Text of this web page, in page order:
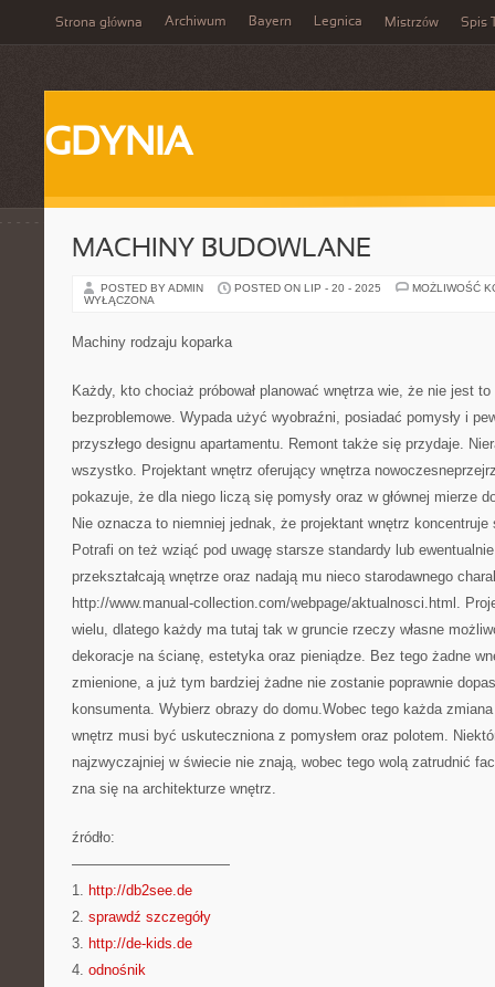
Strona główna Archiwum Bayern Legnica Mistrzów Spis
GDYNIA
MACHINY BUDOWLANE
POSTED BY ADMIN POSTED ON LIP - 20 - 2025
MOŻLIWOŚĆ
WYŁĄCZONA
Machiny rodzaju koparka
Każdy, kto chociaż próbował planować wnętrza wie, że nie jest
bezproblemowe. Wypada użyć wyobraźni, posiadać pomysły i
przyszłego designu apartamentu. Remont także się przydaje.
wszystko. Projektant wnętrz oferujący wnętrza
pokazuje, że dla niego liczą się pomysły oraz w głównej mierze
Nie oznacza to niemniej jednak, że projektant wnętrz
Potrafi on też wziąć pod uwagę starsze standardy lub
przekształcają wnętrze oraz nadają mu nieco starodawnego
http://www.manual-collection.com/webpage/aktualnosci.html.
wielu, dlatego każdy ma tutaj tak w gruncie rzeczy własne
dekoracje na ścianę, estetyka oraz pieniądze. Bez tego żadne
zmienione, a już tym bardziej żadne nie zostanie poprawnie
konsumenta. Wybierz obrazy do domu.Wobec tego każda
wnętrz musi być uskuteczniona z pomysłem oraz polotem.
najzwyczajniej w świecie nie znają, wobec tego wolą zatrudnić
zna się na architekturze wnętrz.
źródło:
———————————
1. http://db2see.de
2. sprawdź szczegóły
3. http://de-kids.de
4. odnośnik